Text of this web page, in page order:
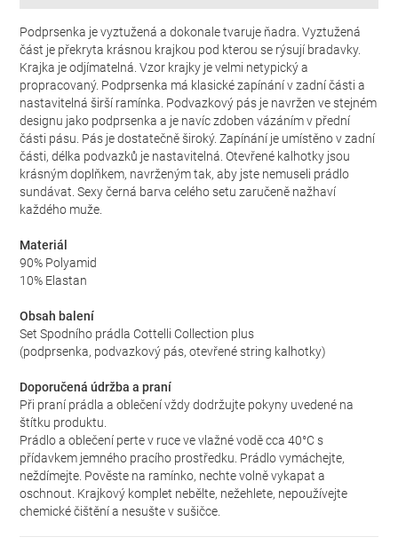
Podprsenka je vyztužená a dokonale tvaruje ňadra. Vyztužená
část je překryta krásnou krajkou pod kterou se rýsují bradavky.
Krajka je odjímatelná. Vzor krajky je velmi netypický a
propracovaný. Podprsenka má klasické zapínání v zadní části a
nastavitelná širší ramínka. Podvazkový pás je navržen ve stejném
designu jako podprsenka a je navíc zdoben vázáním v přední
části pásu. Pás je dostatečně široký. Zapínání je umístěno v zadní
části, délka podvazků je nastavitelná. Otevřené kalhotky jsou
krásným doplňkem, navrženým tak, aby jste nemuseli prádlo
sundávat. Sexy černá barva celého setu zaručeně nažhaví
každého muže.
Materiál
90% Polyamid
10% Elastan
Obsah balení
Set Spodního prádla Cottelli Collection plus
(podprsenka, podvazkový pás, otevřené string kalhotky)
Doporučená údržba a praní
Při praní prádla a oblečení vždy dodržujte pokyny uvedené na
štítku produktu.
Prádlo a oblečení perte v ruce ve vlažné vodě cca 40°C s
přídavkem jemného pracího prostředku. Prádlo vymáchejte,
neždímejte. Pověste na ramínko, nechte volně vykapat a
oschnout. Krajkový komplet nebělte, nežehlete, nepoužívejte
chemické čištění a nesušte v sušičce.